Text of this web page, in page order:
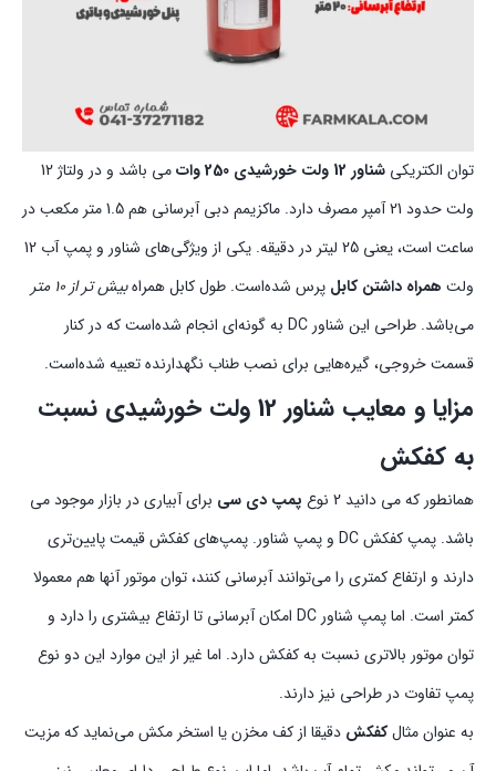
توان الکتریکی شناور 12 ولت خورشیدی 250 وات
می باشد و در ولتاژ 12
ولت حدود 21 آمپر مصرف دارد. ماکزیمم دبی آبرسانی هم 1.5 متر مکعب در
ساعت است، یعنی 25 لیتر در دقیقه. یکی از ویژگی‌های شناور و پمپ آب 12
ولت همراه داشتن کابل پرس شده‌است. طول کابل همراهبیش تر از 10 متر
می‌باشد. طراحی این شناور DC به گونه‌ای انجام شده‌است که در کنار
قسمت خروجی، گیره‌هایی برای نصب طناب نگهدارنده تعبیه شده‌است.
مزایا و معایب شناور 12 ولت خورشیدی نسبت
به کفکش
همانطور که می دانید 2 نوع پمپ دی سی برای آبیاری در بازار موجود می
باشد. پمپ کفکش DC و پمپ شناور. پمپ‌های کفکش قیمت پایین‌تری
دارند و ارتفاع کمتری را می‌توانند آبرسانی کنند، توان موتور آنها هم معمولا
کمتر است. اما پمپ شناور DC امکان آبرسانی تا ارتفاع بیشتری را دارد و
توان موتور بالاتری نسبت به کفکش دارد. اما غیر از این موارد این دو نوع
پمپ تفاوت در طراحی نیز دارند.
به عنوان مثالکفکش دقیقا از کف مخزن یا استخر مکش می‌نماید که مزیت